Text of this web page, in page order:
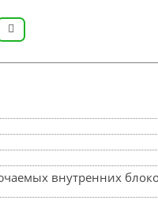
внутренних